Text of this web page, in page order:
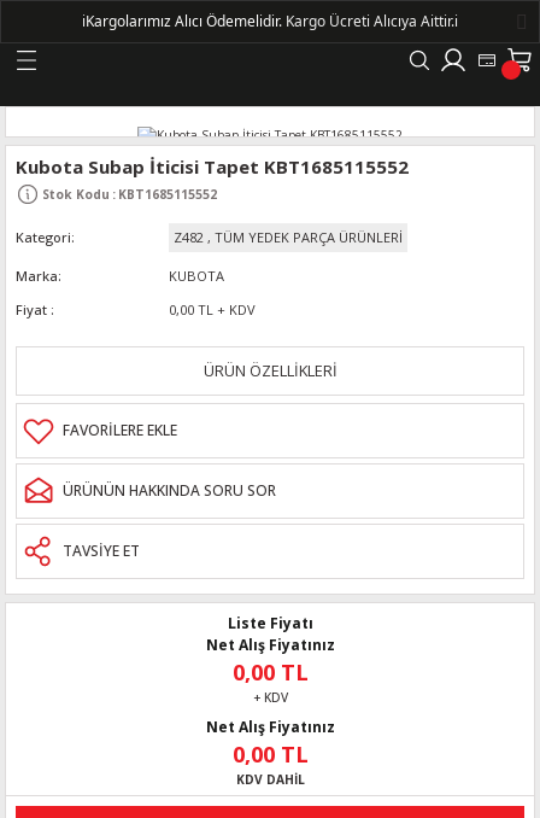
Geri Dön
Kubota Subap İticisi Tapet KBT1685115552
Stok Kodu : KBT1685115552
Kategori Z482 , TÜM YEDEK PARÇA ÜRÜNLERİ
Marka
KUBOTA
Fiyat
0,00 TL + KDV
ÜRÜN ÖZELLİKLERİ
ÜRÜNÜN HAKKINDA SORU SOR
TAVSİYE ET
Liste Fiyatı
Net Alış Fiyatınız
0,00 TL
+ KDV
Net Alış Fiyatınız
0,00 TL
KDV DAHİL
ℹ️Kargolarımız Alıcı Ödemelidir. Kargo Ücreti Alıcıya Aittir.ℹ️